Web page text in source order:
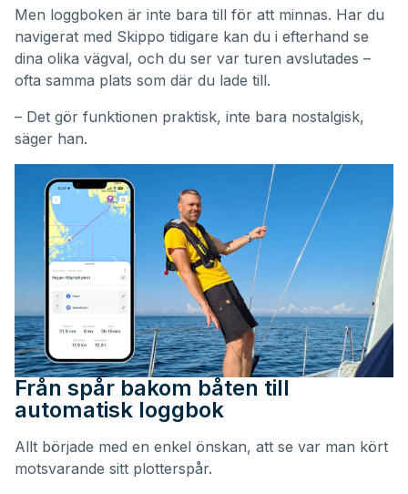
Men loggboken är inte bara till för att minnas. Har du
navigerat med Skippo tidigare kan du i efterhand se
dina olika vägval, och du ser var turen avslutades –
ofta samma plats som där du lade till.
– Det gör funktionen praktisk, inte bara nostalgisk,
säger han.
Från spår bakom båten till
automatisk loggbok
Allt började med en enkel önskan, att se var man kört
motsvarande sitt plotterspår.